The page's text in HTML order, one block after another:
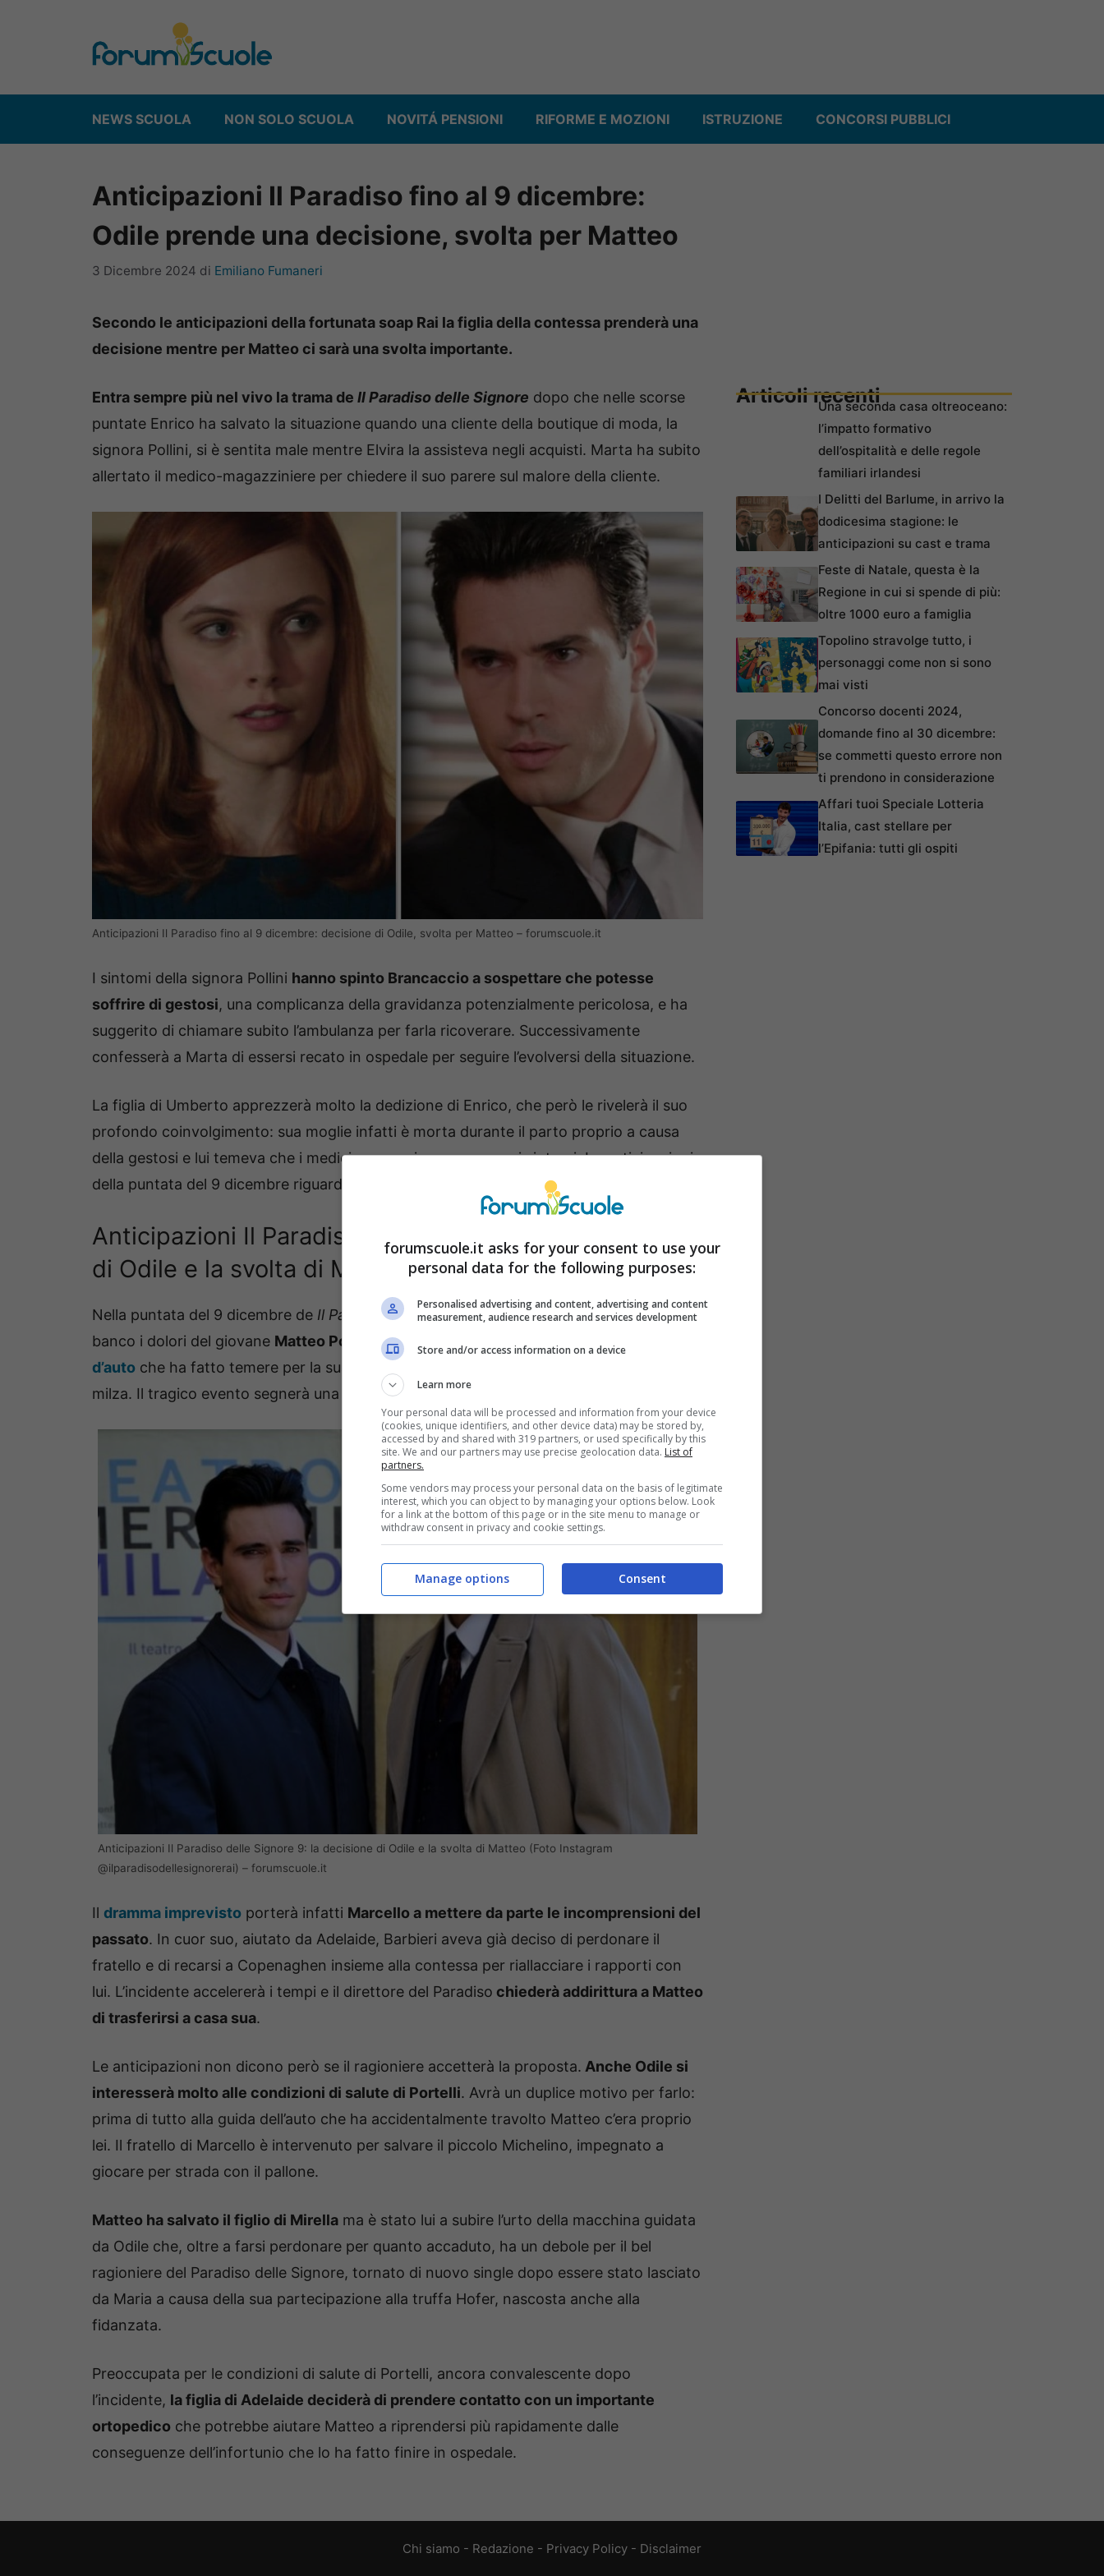
NEWS SCUOLA NON SOLO SCUOLA NOVITÁ PENSIONI RIFORME E MOZIONI ISTRUZIONE CONCORSI PUBBLICI
Anticipazioni Il Paradiso fino al 9 dicembre:
Odile prende una decisione, svolta per Matteo
3 Dicembre 2024 di Emiliano Fumaneri
Secondo le anticipazioni della fortunata soap Rai la figlia della contessa prenderà una
decisione mentre per Matteo ci sarà una svolta importante.
Entra sempre più nel vivo la trama de Il Paradiso delle Signore dopo che nelle scorse
puntate Enrico ha salvato la situazione quando una cliente della boutique di moda, la
signora Pollini, si è sentita male mentre Elvira la assisteva negli acquisti. Marta ha subito
allertato il medico-magazziniere per chiedere il suo parere sul malore della cliente.
Anticipazioni Il Paradiso fino al 9 dicembre: decisione di Odile, svolta per Matteo – forumscuole.it
I sintomi della signora Pollini hanno spinto Brancaccio a sospettare che potesse
soffrire di gestosi, una complicanza della gravidanza potenzialmente pericolosa, e ha
suggerito di chiamare subito l’ambulanza per farla ricoverare. Successivamente
confesserà a Marta di essersi recato in ospedale per seguire l’evolversi della situazione.
La figlia di Umberto apprezzerà molto la dedizione di Enrico, che però le rivelerà il suo
profondo coinvolgimento: sua moglie infatti è morta durante il parto proprio a causa
della gestosi e lui temeva che i medici non ne riconoscessero i sintomi. Le anticipazioni
della puntata del 9 dicembre riguardano però
Odile e Matteo Portelli
Anticipazioni Il Paradiso delle Signore 9: la decisione
di Odile e la svolta di Matteo
Nella puntata del 9 dicembre de Il Paradiso delle Signore 9continueranno a tenere
banco i dolori del giovane Matteo Portelli, ricoverato in ospedale dopo l’incidente
d’auto che ha fatto temere per la sua vita e reso necessario un delicato intervento alla
milza. Il tragico evento segnerà una svolta nella vicenda umana del contabile.
Anticipazioni Il Paradiso delle Signore 9: la decisione di Odile e la svolta di Matteo (Foto Instagram
@ilparadisodellesignorerai) – forumscuole.it
Il dramma imprevisto porterà infatti Marcello a mettere da parte le incomprensioni del
passato. In cuor suo, aiutato da Adelaide, Barbieri aveva già deciso di perdonare il
fratello e di recarsi a Copenaghen insieme alla contessa per riallacciare i rapporti con
lui. L’incidente accelererà i tempi e il direttore del Paradiso chiederà addirittura a Matteo
di trasferirsi a casa sua.
Le anticipazioni non dicono però se il ragioniere accetterà la proposta. Anche Odile si
interesserà molto alle condizioni di salute di Portelli. Avrà un duplice motivo per farlo:
prima di tutto alla guida dell’auto che ha accidentalmente travolto Matteo c’era proprio
lei. Il fratello di Marcello è intervenuto per salvare il piccolo Michelino, impegnato a
giocare per strada con il pallone.
Matteo ha salvato il figlio di Mirella ma è stato lui a subire l’urto della macchina guidata
da Odile che, oltre a farsi perdonare per quanto accaduto, ha un debole per il bel
ragioniere del Paradiso delle Signore, tornato di nuovo single dopo essere stato lasciato
da Maria a causa della sua partecipazione alla truffa Hofer, nascosta anche alla
fidanzata.
Preoccupata per le condizioni di salute di Portelli, ancora convalescente dopo
l’incidente, la figlia di Adelaide deciderà di prendere contatto con un importante
ortopedico che potrebbe aiutare Matteo a riprendersi più rapidamente dalle
conseguenze dell’infortunio che lo ha fatto finire in ospedale.
Articoli recentiUna seconda casa oltreoceano:
l’impatto formativo
dell’ospitalità e delle regole
familiari irlandesi
I Delitti del Barlume, in arrivo la
dodicesima stagione: le
anticipazioni su cast e trama
Feste di Natale, questa è la
Regione in cui si spende di più:
oltre 1000 euro a famiglia
Topolino stravolge tutto, i
personaggi come non si sono
mai visti
Concorso docenti 2024,
domande fino al 30 dicembre:
se commetti questo errore non
ti prendono in considerazione
Affari tuoi Speciale Lotteria
Italia, cast stellare per
l’Epifania: tutti gli ospiti
Chi siamo - Redazione - Privacy Policy - Disclaimer
forumscuole.it asks for your consent to use your
personal data for the following purposes:
Personalised advertising and content, advertising and content
measurement, audience research and services development
Store and/or access information on a device
Learn more
Your personal data will be processed and information from your device
(cookies, unique identifiers, and other device data) may be stored by,
accessed by and shared with 319 partners, or used specifically by this
site. We and our partners may use precise geolocation data. List of
partners.
Some vendors may process your personal data on the basis of legitimate
interest, which you can object to by managing your options below. Look
for a link at the bottom of this page or in the site menu to manage or
withdraw consent in privacy and cookie settings.
Consent
Manage options